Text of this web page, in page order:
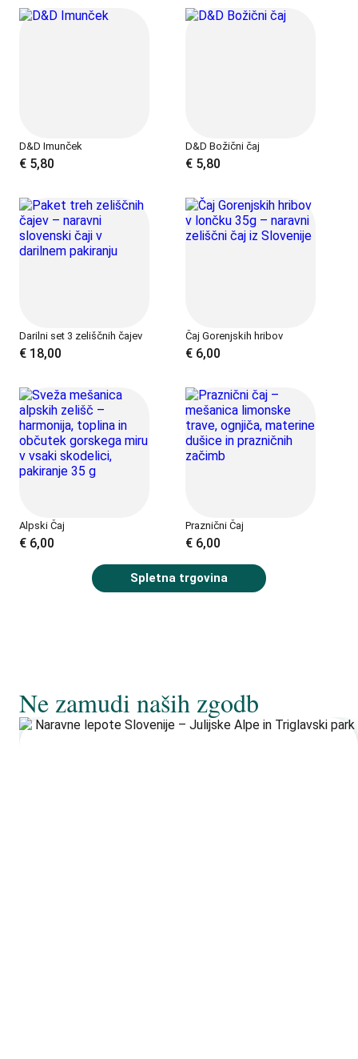
D&D Imunček
€ 5,80
D&D Božični čaj
€ 5,80
Darilni set 3 zeliščnih čajev
€ 18,00
Čaj Gorenjskih hribov
€ 6,00
Alpski Čaj
€ 6,00
Praznični Čaj
€ 6,00
Spletna trgovina
Ne zamudi naših zgodb